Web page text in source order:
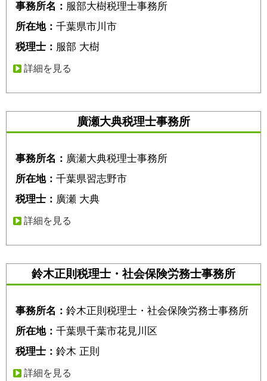
事務所名： 服部大樹税理士事務所
所在地： 千葉県市川市
税理士： 服部 大樹
詳細を見る
廣瀬大典税理士事務所
事務所名： 廣瀬大典税理士事務所
所在地： 千葉県習志野市
税理士： 廣瀬 大典
詳細を見る
鈴木正則税理士・社会保険労務士事務所
事務所名： 鈴木正則税理士・社会保険労務士事務所
所在地： 千葉県千葉市花見川区
税理士： 鈴木 正則
詳細を見る